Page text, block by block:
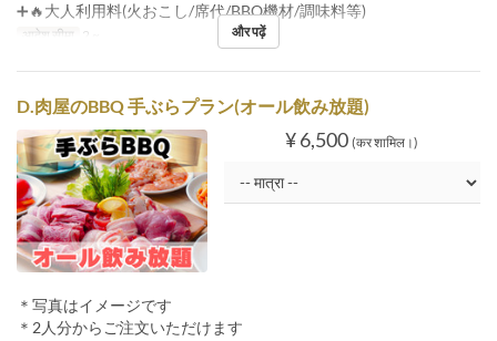
➕🔥大人利用料(火おこし/席代/BBQ機材/調味料等)
आदेश सीमा 2 ~ और पढ़ें
D.肉屋のBBQ 手ぶらプラン(オール飲み放題)
¥ 6,500 (कर शामिल।)
＊写真はイメージです
＊2人分からご注文いただけます